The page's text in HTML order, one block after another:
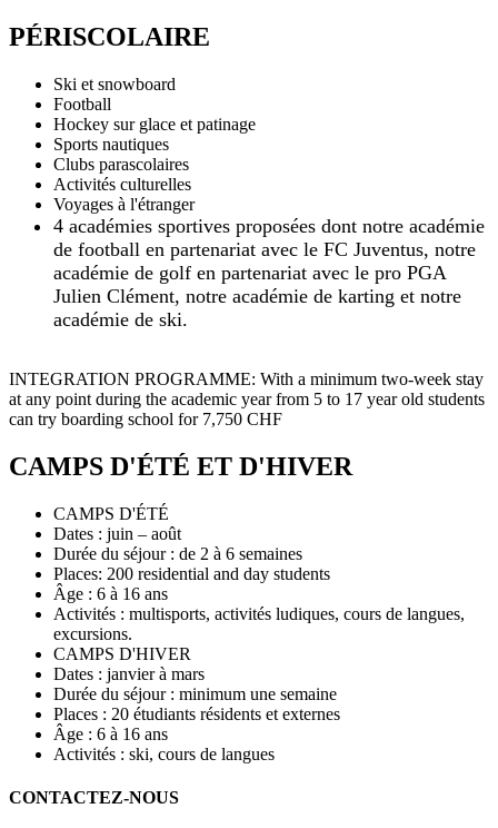
PÉRISCOLAIRE
Ski et snowboard
Football
Hockey sur glace et patinage
Sports nautiques
Clubs parascolaires
Activités culturelles
Voyages à l'étranger
4 académies sportives proposées dont notre académie
de football en partenariat avec le FC Juventus, notre
académie de golf en partenariat avec le pro PGA
Julien Clément, notre académie de karting et notre
académie de ski.
INTEGRATION PROGRAMME: With a minimum two-week stay
at any point during the academic year from 5 to 17 year old students
can try boarding school for 7,750 CHF
CAMPS D'ÉTÉ ET D'HIVER
CAMPS D'ÉTÉ
Dates : juin – août
Durée du séjour : de 2 à 6 semaines
Places: 200 residential and day students
Âge : 6 à 16 ans
Activités : multisports, activités ludiques, cours de langues,
excursions.
CAMPS D'HIVER
Dates : janvier à mars
Durée du séjour : minimum une semaine
Places : 20 étudiants résidents et externes
Âge : 6 à 16 ans
Activités : ski, cours de langues
CONTACTEZ-NOUS